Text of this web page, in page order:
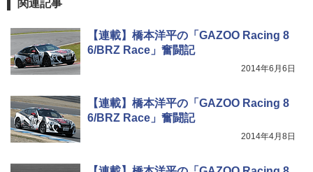
関連記事
【連載】橋本洋平の「GAZOO Racing 8
6/BRZ Race」奮闘記
2014年6月6日
【連載】橋本洋平の「GAZOO Racing 8
6/BRZ Race」奮闘記
2014年4月8日